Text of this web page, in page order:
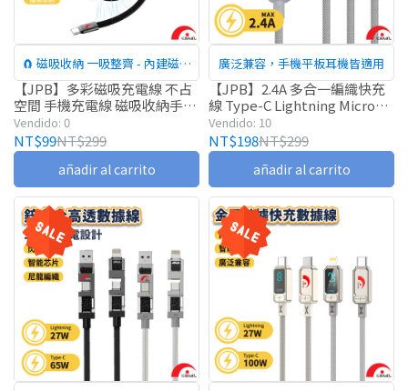
🧲 磁吸收納 一吸整齊 - 內建磁吸
設計，使用後輕鬆吸附固定，不
易打結、不易纏繞，收納快速又
整潔
【JPB】多彩磁吸充電線 不占
空間 手機充電線 磁吸收納手機
充電線 尼龍編織 抗拉扯 type-
c充電線
Vendido: 0
NT$99NT$299
añadir al carrito
廣泛兼容，手機平板耳機皆適用
【JPB】2.4A 多合一編織快充
線 Type-C Lightning Micro
USB 多合一 編織線 快充線 充
電線 數據線
Vendido: 10
NT$198NT$299
añadir al carrito